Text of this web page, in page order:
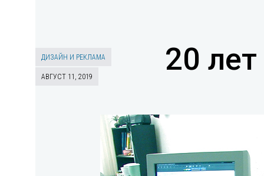
ДИЗАЙН И РЕКЛАМА
АВГУСТ 11, 2019 20 лет